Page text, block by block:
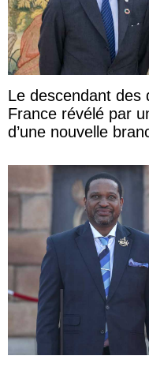
Le descendant des
France révélé par
d’une nouvelle